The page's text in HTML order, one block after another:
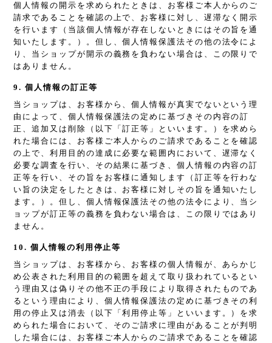
個人情報の開示を求められたときは、お客様ご本人からのご
請求であることを確認の上で、お客様に対し、遅滞なく開示
を行います（当該個人情報が存在しないときにはその旨を通
知いたします。）。但し、個人情報保護法その他の法令によ
り、当ショップが開示の義務を負わない場合は、この限りで
はありません。
9. 個人情報の訂正等
当ショップは、お客様から、個人情報が真実でないという理
由によって、個人情報保護法の定めに基づきその内容の訂
正、追加又は削除（以下「訂正等」といいます。）を求めら
れた場合には、お客様ご本人からのご請求であることを確認
の上で、利用目的の達成に必要な範囲内において、遅滞なく
必要な調査を行い、その結果に基づき、個人情報の内容の訂
正等を行い、その旨をお客様に通知します（訂正等を行わな
い旨の決定をしたときは、お客様に対しその旨を通知いたし
ます。）。但し、個人情報保護法その他の法令により、当シ
ョップが訂正等の義務を負わない場合は、この限りではあり
ません。
10. 個人情報の利用停止等
当ショップは、お客様から、お客様の個人情報が、あらかじ
め公表された利用目的の範囲を超えて取り扱われているとい
う理由又は偽りその他不正の手段により取得されたものであ
るという理由により、個人情報保護法の定めに基づきその利
用の停止又は消去（以下「利用停止等」といいます。）を求
められた場合において、そのご請求に理由があることが判明
した場合には、お客様ご本人からのご請求であることを確認